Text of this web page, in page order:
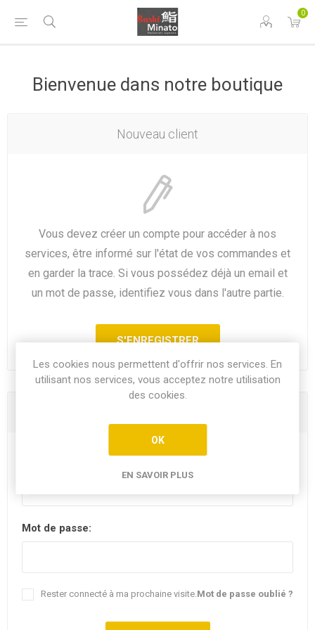
0
Bienvenue dans notre boutique
Nouveau client
Vous devez créer un compte pour accéder à nos
services, être informé sur l'état de vos commandes et
en garder la trace. Si vous possédez déjà un email et
un mot de passe, identifiez vous dans l'autre partie.
Mot de passe:
Mot de passe oublié ?
Rester connecté à ma prochaine visite.
Les cookies nous permettent d'offrir nos services. En
utilisant nos services, vous acceptez notre utilisation
des cookies.
OK
EN SAVOIR PLUS